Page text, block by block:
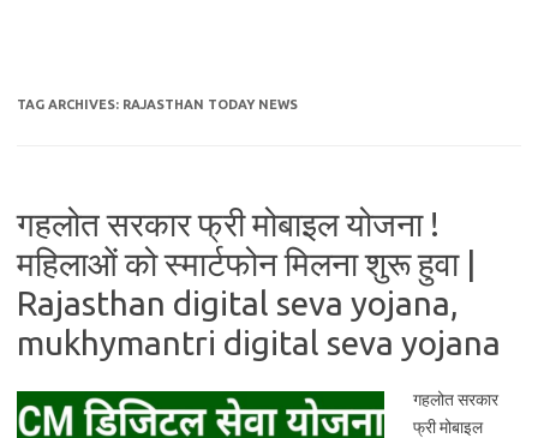
TAG ARCHIVES: RAJASTHAN TODAY NEWS
गहलोत सरकार फ्री मोबाइल योजना !
महिलाओं को स्मार्टफोन मिलना शुरू हुवा |
Rajasthan digital seva yojana,
mukhymantri digital seva yojana
गहलोत सरकार
फ्री मोबाइल